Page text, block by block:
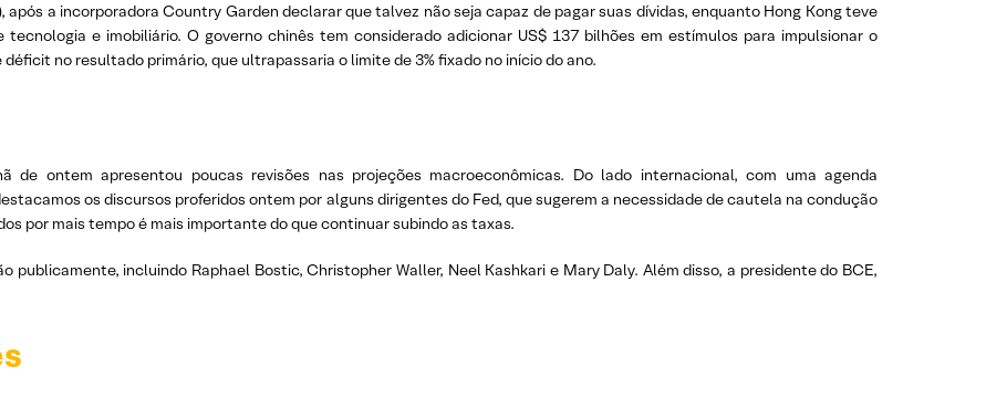
após a incorporadora Country Garden declarar que talvez não seja capaz de pagar suas dívidas, enquanto Hong Kong teve
e imobiliário. O governo chinês tem considerado adicionar US$ 137 bilhões em estímulos para impulsionar o
no resultado primário, que ultrapassaria o limite de 3% fixado no início do ano.
de ontem apresentou poucas revisões nas projeções macroeconômicas. Do lado internacional, com uma agenda
os discursos proferidos ontem por alguns dirigentes do Fed, que sugerem a necessidade de cautela na condução
por mais tempo é mais importante do que continuar subindo as taxas.
publicamente, incluindo Raphael Bostic, Christopher Waller, Neel Kashkari e Mary Daly. Além disso, a presidente do BCE,